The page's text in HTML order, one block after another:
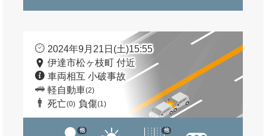
2024年9月21日(土)15:55
伊達市松ヶ枝町 付近
車両相互 小破事故
軽自動車(2)
死亡(0) 負傷(1)
他 他